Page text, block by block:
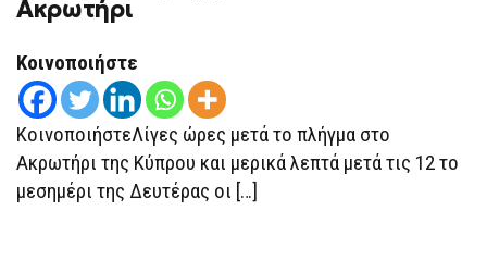
ΟΙ
ΒΡΕΤΑΝΙΚΈΣ
ΒΆΣΕΙΣ,
ΣΗΚΏΘΗΚΑΝ
Ακρωτήρι
Κοινοποιήστε
ΚοινοποιήστεΛίγες ώρες μετά το πλήγμα στο
Ακρωτήρι της Κύπρου και μερικά λεπτά μετά τις 12 το
μεσημέρι της Δευτέρας οι […]